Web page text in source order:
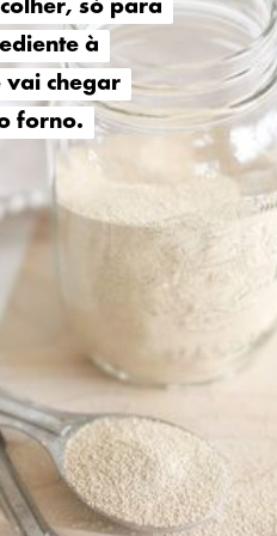
só para
à
vai chegar
forno.
só para
à
vai chegar
forno.